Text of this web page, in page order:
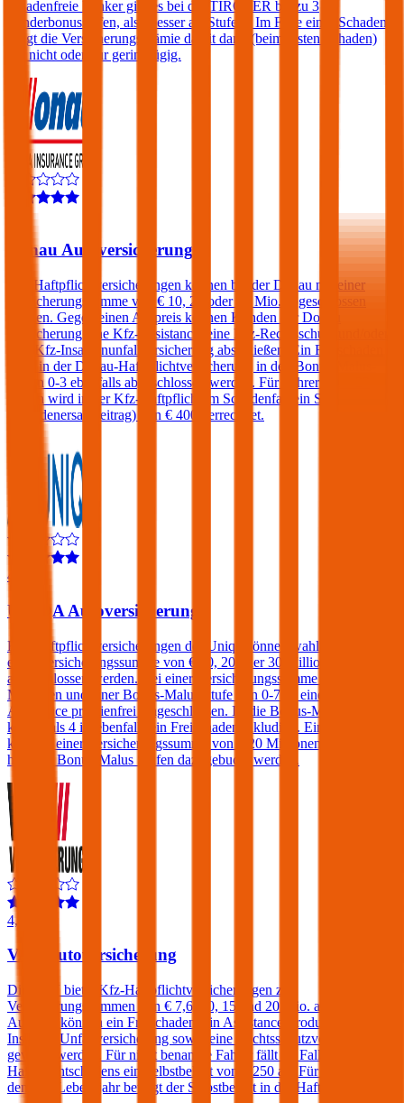
schadenfreie Lenker gibt es bei der TIROLER bis zu 3
Sonderbonusstufen, also besser als Stufe 0. Im Falle eines Schadens
steigt die Versicherungsprämie damit dann (beim ersten Schaden)
gar nicht oder nur geringfügig.
Donau Autoversicherung
Kfz-Haftpflichtversicherungen können bei der Donau mit einer
Versicherungssumme von € 10, 20 oder 30 Mio. abgeschlossen
werden. Gegen einen Aufpreis können Kunden der Donau
Versicherung eine Kfz-Assistance, eine Kfz-Rechtsschutz und/oder
eine Kfz-Insassenunfallversicherung abschließen. Ein Freischaden
kann in der Donau-Haftpflichtversicherung in den Bonus-Malus-
Stufen 0-3 ebenfalls abgeschlossen werden. Für Fahrer unter 23
Jahren wird in der Kfz-Haftpflicht im Schadenfall ein Selbstbehalt
(Schadenersatzbeitrag) von € 400 verrechnet.
4,3
UNIQA Autoversicherung
Kfz-Haftpflichtversicherungen der Uniqa können wahlweise mit
einer Versicherungssumme von € 10, 20 oder 30 Millionen
abgeschlossen werden. Bei einer Versicherungssumme von € 30
Millionen und einer Bonus-Malus Stufe von 0-7 ist eine Kfz-
Assistance prämienfrei eingeschlossen. Ist die Bonus-Malus Stufe
kleiner als 4 ist ebenfalls ein Freischaden inkludiert. Ein Freischaden
kann ab einer Versicherungssumme von € 20 Millionen auch bei
höheren Bonus-Malus Stufen dazugebucht werden.
4,4
VAV Autoversicherung
Die VAV bietet Kfz-Haftpflichtversicherungen zu
Versicherungssummen von € 7,6, 10, 15 und 20 Mio. an. Gegen
Aufpreis können ein Freischaden, ein Assistance-Produkt, eine
Insassen-Unfallversicherung sowie eine Rechtsschutzversicherung
gewählt werden. Für nicht benannte Fahrer fällt im Falle eines
Haftpflichtschadens ein Selbstbehalt von € 250 an. Für Fahrer unter
dem 23. Lebensjahr beträgt der Selbstbehalt in der Haftpflicht 400€.